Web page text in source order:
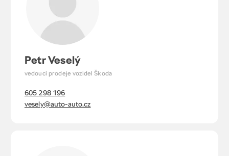
Petr Veselý
vedoucí prodeje vozidel Škoda
605 298 196
vesely@auto-auto.cz